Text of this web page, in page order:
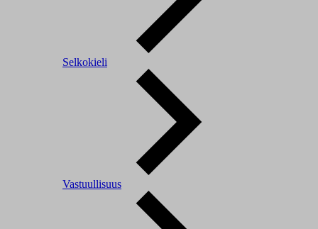
Selkokieli
Vastuullisuus